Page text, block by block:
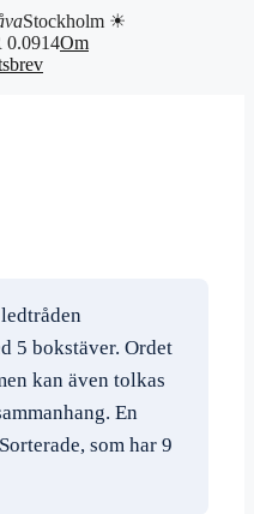
Stockholm ☀
0.0914Om
5 bokstäver. Ordet
kan även tolkas
En
som har 9